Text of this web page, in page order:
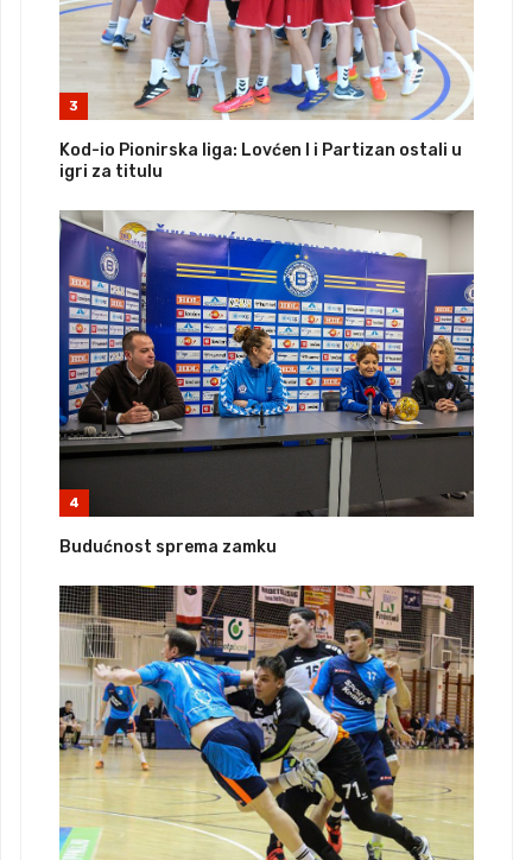
3
Kod-io Pionirska liga: Lovćen I i Partizan ostali u
igri za titulu
4
Budućnost sprema zamku